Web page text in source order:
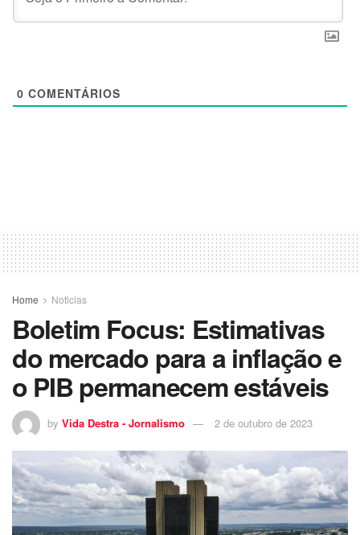
0 COMENTÁRIOS
Home Noticias
Boletim Focus: Estimativas
do mercado para a inflação e
o PIB permanecem estáveis
by Vida Destra - Jornalismo 2 de outubro de 2023